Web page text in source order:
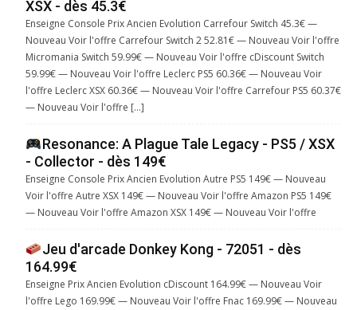
XSX - dès 45.3€
Enseigne Console Prix Ancien Evolution Carrefour Switch 45.3€ —
Nouveau Voir l'offre Carrefour Switch 2 52.81€ — Nouveau Voir l'offre
Micromania Switch 59.99€ — Nouveau Voir l'offre cDiscount Switch
59.99€ — Nouveau Voir l'offre Leclerc PS5 60.36€ — Nouveau Voir
l'offre Leclerc XSX 60.36€ — Nouveau Voir l'offre Carrefour PS5 60.37€
— Nouveau Voir l'offre […]
Resonance: A Plague Tale Legacy - PS5 / XSX
- Collector - dès 149€
Enseigne Console Prix Ancien Evolution Autre PS5 149€ — Nouveau
Voir l'offre Autre XSX 149€ — Nouveau Voir l'offre Amazon PS5 149€
— Nouveau Voir l'offre Amazon XSX 149€ — Nouveau Voir l'offre
Jeu d'arcade Donkey Kong - 72051 - dès
164.99€
Enseigne Prix Ancien Evolution cDiscount 164.99€ — Nouveau Voir
l'offre Lego 169.99€ — Nouveau Voir l'offre Fnac 169.99€ — Nouveau